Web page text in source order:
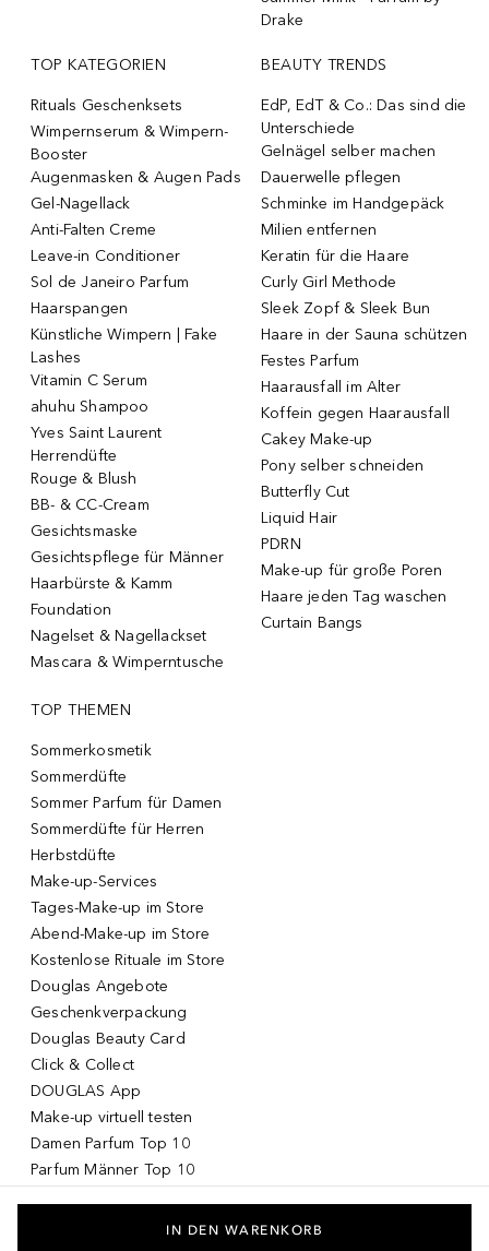
Drake
TOP KATEGORIEN
Rituals Geschenksets
Wimpernserum & Wimpern-
Booster
Augenmasken & Augen Pads
Gel-Nagellack
Anti-Falten Creme
Leave-in Conditioner
Sol de Janeiro Parfum
Haarspangen
Künstliche Wimpern | Fake
Lashes
Vitamin C Serum
ahuhu Shampoo
Yves Saint Laurent
Herrendüfte
Rouge & Blush
BB- & CC-Cream
Gesichtsmaske
Gesichtspflege für Männer
Haarbürste & Kamm
Foundation
Nagelset & Nagellackset
Mascara & Wimperntusche
BEAUTY TRENDS
EdP, EdT & Co.: Das sind die
Unterschiede
Gelnägel selber machen
Dauerwelle pflegen
Schminke im Handgepäck
Milien entfernen
Keratin für die Haare
Curly Girl Methode
Sleek Zopf & Sleek Bun
Haare in der Sauna schützen
Festes Parfum
Haarausfall im Alter
Koffein gegen Haarausfall
Cakey Make-up
Pony selber schneiden
Butterfly Cut
Liquid Hair
PDRN
Make-up für große Poren
Haare jeden Tag waschen
Curtain Bangs
TOP THEMEN
Sommerkosmetik
Sommerdüfte
Sommer Parfum für Damen
Sommerdüfte für Herren
Herbstdüfte
Make-up-Services
Tages-Make-up im Store
Abend-Make-up im Store
Kostenlose Rituale im Store
Douglas Angebote
Geschenkverpackung
Douglas Beauty Card
Click & Collect
DOUGLAS App
Make-up virtuell testen
Damen Parfum Top 10
Parfum Männer Top 10
Koreanische KosmetikIN DEN WARENKORB